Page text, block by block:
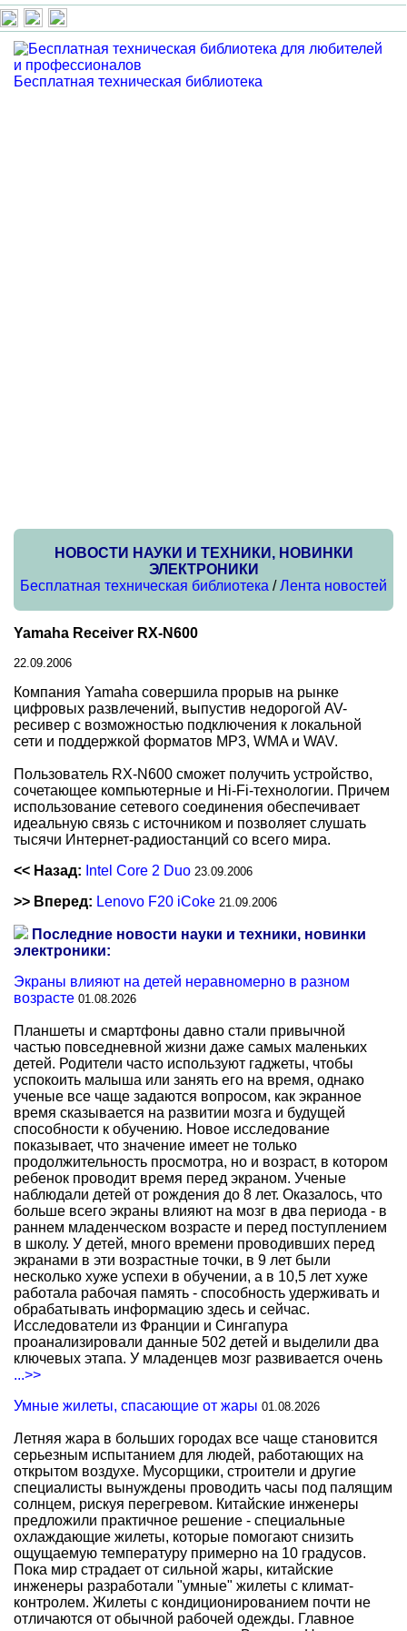
Бесплатная техническая библиотека
НОВОСТИ НАУКИ И ТЕХНИКИ, НОВИНКИ
ЭЛЕКТРОНИКИ
Бесплатная техническая библиотека /Лента новостей
Yamaha Receiver RX-N600
22.09.2006
Компания Yamaha совершила прорыв на рынке
цифровых развлечений, выпустив недорогой AV-
ресивер с возможностью подключения к локальной
сети и поддержкой форматов MP3, WMA и WAV.
Пользователь RX-N600 сможет получить устройство,
сочетающее компьютерные и Hi-Fi-технологии. Причем
использование сетевого соединения обеспечивает
идеальную связь с источником и позволяет слушать
тысячи Интернет-радиостанций со всего мира.
<< Назад: Intel Core 2 Duo 23.09.2006
>> Вперед: Lenovo F20 iCoke 21.09.2006
Последние новости науки и техники, новинки
электроники:
Экраны влияют на детей неравномерно в разном
возрасте 01.08.2026
Планшеты и смартфоны давно стали привычной
частью повседневной жизни даже самых маленьких
детей. Родители часто используют гаджеты, чтобы
успокоить малыша или занять его на время, однако
ученые все чаще задаются вопросом, как экранное
время сказывается на развитии мозга и будущей
способности к обучению. Новое исследование
показывает, что значение имеет не только
продолжительность просмотра, но и возраст, в котором
ребенок проводит время перед экраном. Ученые
наблюдали детей от рождения до 8 лет. Оказалось, что
больше всего экраны влияют на мозг в два периода - в
раннем младенческом возрасте и перед поступлением
в школу. У детей, много времени проводивших перед
экранами в эти возрастные точки, в 9 лет были
несколько хуже успехи в обучении, а в 10,5 лет хуже
работала рабочая память - способность удерживать и
обрабатывать информацию здесь и сейчас.
Исследователи из Франции и Сингапура
проанализировали данные 502 детей и выделили два
ключевых этапа. У младенцев мозг развивается очень
...>>
Умные жилеты, спасающие от жары 01.08.2026
Летняя жара в больших городах все чаще становится
серьезным испытанием для людей, работающих на
открытом воздухе. Мусорщики, строители и другие
специалисты вынуждены проводить часы под палящим
солнцем, рискуя перегревом. Китайские инженеры
предложили практичное решение - специальные
охлаждающие жилеты, которые помогают снизить
ощущаемую температуру примерно на 10 градусов.
Пока мир страдает от сильной жары, китайские
инженеры разработали "умные" жилеты с климат-
контролем. Жилеты с кондиционированием почти не
отличаются от обычной рабочей одежды. Главное